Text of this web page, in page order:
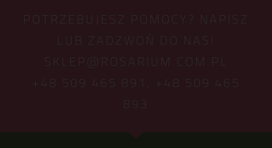
POTRZEBUJESZ POMOCY? NAPISZ
LUB ZADZWOŃ DO NAS!
SKLEP@ROSARIUM.COM.PL
+48 509 465 891,
+48 509 465
893